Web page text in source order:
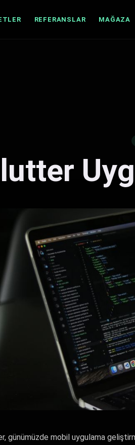
REFERANSLAR MAĞAZA
günümüzde mobil uygulama